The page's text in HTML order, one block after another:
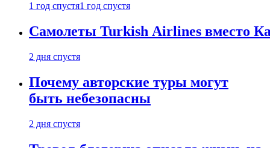
1 год спустя1 год спустя
Самолеты Turkish Airlines вместо
2 дня спустя
Почему авторские туры могут
быть небезопасны
2 дня спустя